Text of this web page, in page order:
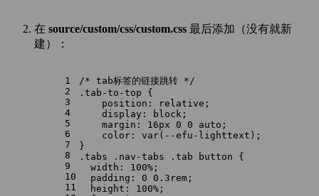
在 source/custom/css/custom.css 最后添加（没有就新
建）：
1
2
3
4
5
6
7
8
9
10
11
/* tab标签的链接跳转 */
.tab-to-top {
position : relative;
display : block;
margin : 16px 0 0 auto;
color : var(--efu-lighttext);
}
.tabs
.nav-tabs .tab button {
width : 100% ;
padding : 0 0.3rem ;
height : 100% ;